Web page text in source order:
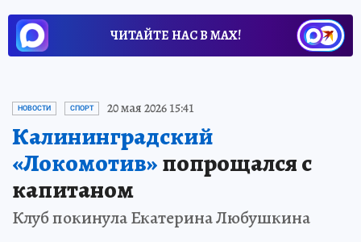
ЧИТАЙТЕ НАС В МАХ!
НОВОСТИ СПОРТ 20 мая 2026 15:41
Калининградский
«Локомотив»попрощался с
капитаном
Клуб покинула Екатерина Любушкина